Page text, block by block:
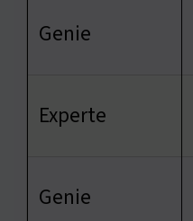
Genie
Experte
Genie